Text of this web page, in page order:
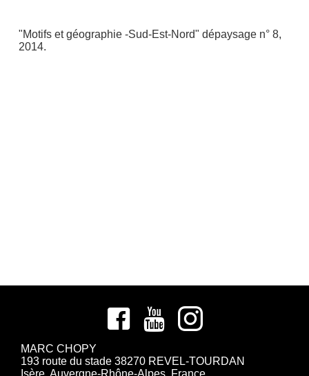
"Motifs et géographie -Sud-Est-Nord" dépaysage n° 8,
2014.
MARC CHOPY
193 route du stade 38270 REVEL-TOURDAN
Isère, Auvergne-Rhône-Alpes, France